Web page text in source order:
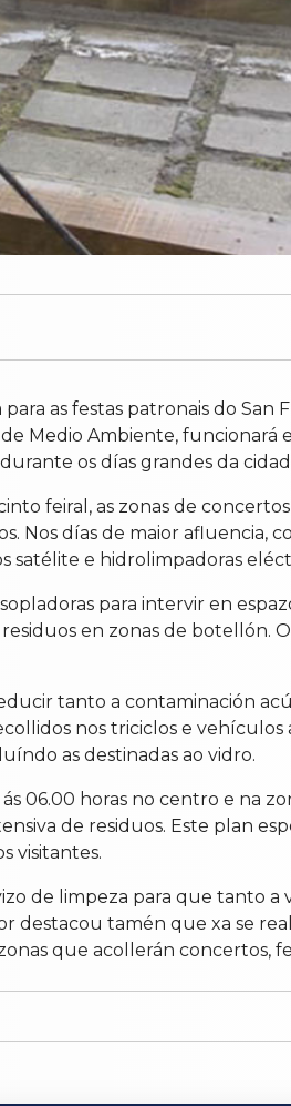
as festas patronais do San
Medio Ambiente,
os días grandes da
feiral, as zonas de
días de maior afluencia,
satélite e hidrolimpadoras
para intervir en
en zonas de
tanto a contaminación
nos triciclos e
as destinadas ao vidro.
06.00 horas no centro e na
de residuos. Este plan
visitantes.
de limpeza para que tanto a
destacou tamén que xa se
que acollerán concertos,